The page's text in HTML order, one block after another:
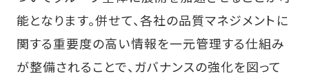
能となります。併せて、各社の品質マネジメントに
関する重要度の高い情報を一元管理する仕組み
が整備されることで、ガバナンスの強化を図って